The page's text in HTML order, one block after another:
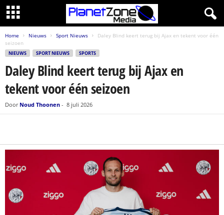
Home Nieuws Sport Nieuws
Daley Blind keert terug bij Ajax en tekent voor één
seizoen
NIEUWS SPORT NIEUWS SPORTS
Daley Blind keert terug bij Ajax en
tekent voor één seizoen
Door Noud Thoonen - 8 juli 2026